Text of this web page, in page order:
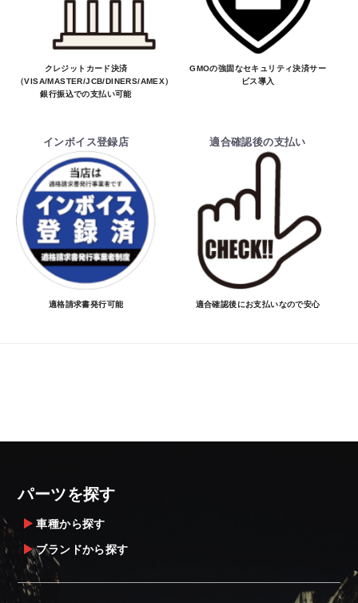
クレジットカード決済
（VISA/MASTER/JCB/DINERS/AMEX）、
銀行振込での支払い可能
GMOの強固なセキュリティ決済サー
ビス導入
インボイス登録店
適格請求書発行可能
適合確認後の支払い
適合確認後にお支払いなので安心
パーツを探す
車種から探す
ブランドから探す